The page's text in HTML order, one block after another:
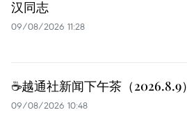
汉同志
09/08/2026 11:28
☕️越通社新闻下午茶（2026.8.9）
09/08/2026 10:48